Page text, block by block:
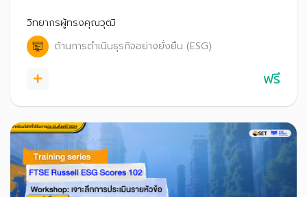
Scores สู่สาธารณะ ตั้งแต่ปี 2569 เป็นต้นไป
วิทยากรผู้ทรงคุณวุฒิ
ด้านการดำเนินธุรกิจอย่างยั่งยืน (ESG)
ฟรี